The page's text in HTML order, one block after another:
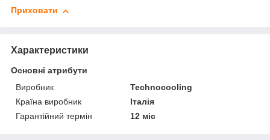
Приховати
Характеристики
Основні атрибути
Виробник
Technocooling
Країна виробник
Італія
Гарантійний термін
12 міс